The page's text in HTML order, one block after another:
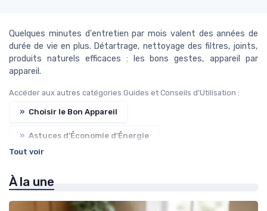
Quelques minutes d'entretien par mois valent des années de
durée de vie en plus. Détartrage, nettoyage des filtres, joints,
produits naturels efficaces : les bons gestes, appareil par
appareil.
Accéder aux autres catégories Guides et Conseils d'Utilisation :
» Choisir le Bon Appareil
» Astuces d'Économie d'Énergie
» Tendances et Innovations
Tout voir
À la une